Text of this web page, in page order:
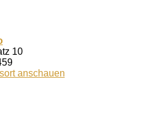
10
anschauen